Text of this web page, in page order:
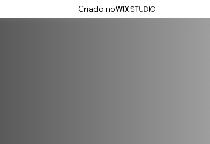
Criado no